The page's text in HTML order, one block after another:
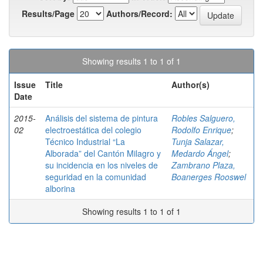
Results/Page
Authors/Record:
Showing results 1 to 1 of 1
Issue
Date
Title Author(s)
2015-
02
Análisis del sistema de pintura
electroestática del colegio
Técnico Industrial “La
Alborada” del Cantón Milagro y
su incidencia en los niveles de
seguridad en la comunidad
alborina
Robles Salguero,
Rodolfo Enrique;
Tunja Salazar,
Medardo Ángel;
Zambrano Plaza,
Boanerges Rooswel
Showing results 1 to 1 of 1